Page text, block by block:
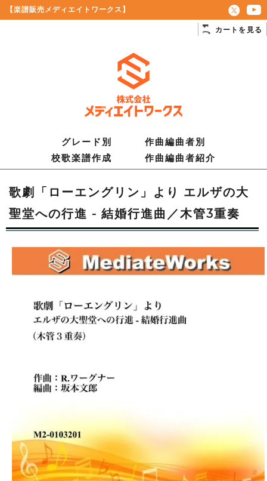
【楽譜販売メディエイトワークス】
カートを見る
グレード別
作曲編曲者別
校歌楽譜作成
作曲編曲者紹介
歌劇「ローエングリン」より エルザの大
聖堂への行進 - 結婚行進曲／木管3重奏